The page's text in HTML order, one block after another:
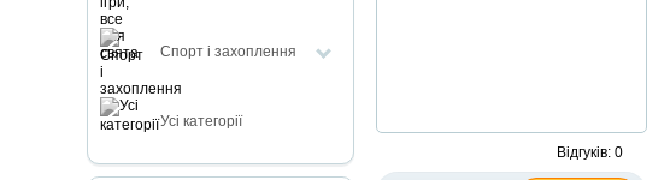
Спорт і захоплення
Усі категорії
Відгуків: 0